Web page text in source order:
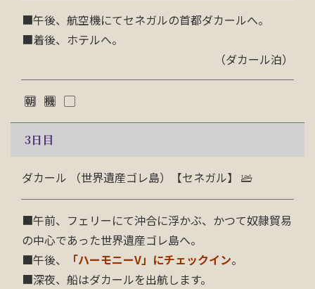
■午後、航空機にてセネガルの首都ダカールへ。
■着後、ホテルへ。
（ダカール泊）
3日目
ダカール （世界遺産ゴレ島）【セネガル】
■午前、フェリーにて沖合に浮かぶ、かつて奴隷貿易
の中心であった世界遺産ゴレ島へ。
■午後、 「ハーモニーV」にチェックイン。
■深夜、船はダカールを出航します。